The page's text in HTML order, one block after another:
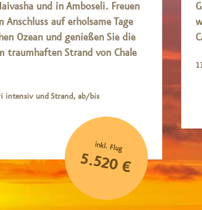
und in Amboseli. Freuen
Anschluss auf erholsame Tage
Ozean und genießen Sie die
traumhaften Strand von Chale
intensiv und Strand, ab/bis
inkl. Flug
5.520 €